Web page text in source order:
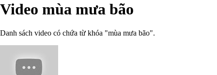
Video mùa mưa bão
Danh sách video có chứa từ khóa "mùa mưa bão".